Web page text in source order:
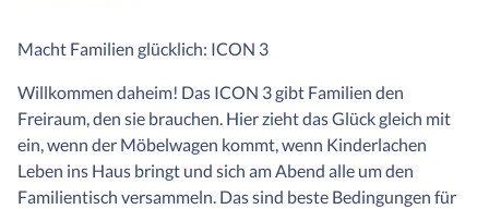
Macht Familien glücklich: ICON 3
Willkommen daheim! Das ICON 3 gibt Familien den
Freiraum, den sie brauchen. Hier zieht das Glück gleich mit
ein, wenn der Möbelwagen kommt, wenn Kinderlachen
Leben ins Haus bringt und sich am Abend alle um den
Familientisch versammeln. Das sind beste Bedingungen für